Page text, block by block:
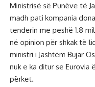
Ministrisë së Punëve të
madh pati kompania
tenderin me peshë 1.8
në opinion për shkak të
ministri i Jashtëm Bujar
nuk e ka ditur se
përket.